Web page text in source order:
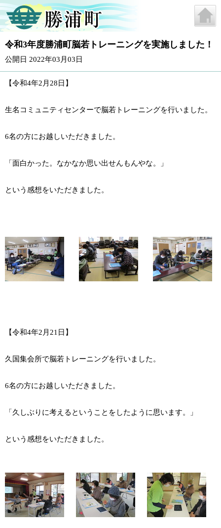
令和3年度勝浦町脳若トレーニングを実施しました！
公開日 2022年03月03日
【令和4年2月28日】
生名コミュニティセンターで脳若トレーニングを行いました。
6名の方にお越しいただきました。
「面白かった。なかなか思い出せんもんやな。」
という感想をいただきました。
【令和4年2月21日】
久国集会所で脳若トレーニングを行いました。
6名の方にお越しいただきました。
「久しぶりに考えるということをしたように思います。」
という感想をいただきました。